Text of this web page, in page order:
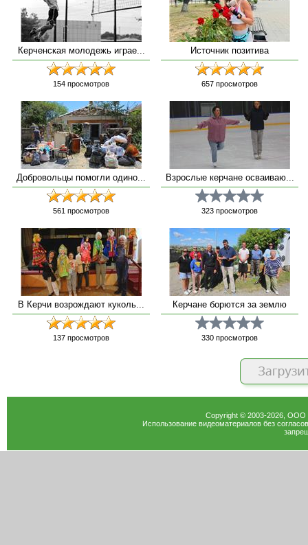
Керченская молодежь играе...
154 просмотров
Источник позитива
657 просмотров
Добровольцы помогли одино...
561 просмотров
Взрослые керчане осваиваю...
323 просмотров
В Керчи возрождают куколь...
137 просмотров
Керчане борются за землю
330 просмотров
Copyright © 2003-2026, ООО
Использование видеоматериалов без